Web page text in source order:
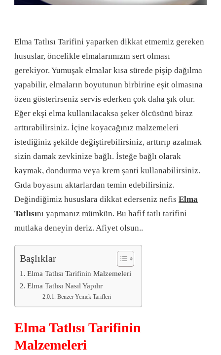
Elma Tatlısı Tarifini yaparken dikkat etmemiz gereken
hususlar, öncelikle elmalarımızın sert olması
gerekiyor. Yumuşak elmalar kısa sürede pişip dağılma
yapabilir, elmaların boyutunun birbirine eşit olmasına
özen gösterirseniz servis ederken çok daha şık olur.
Eğer ekşi elma kullanılacaksa şeker ölcüsünü biraz
arttırabilirsiniz. İçine koyacağınız malzemeleri
istediğiniz şekilde değiştirebilirsiniz, arttırıp azalmak
sizin damak zevkinize bağlı. İsteğe bağlı olarak
kaymak, dondurma veya krem şanti kullanabilirsiniz.
Gıda boyasını aktarlardan temin edebilirsiniz.
Değindiğimiz hususlara dikkat ederseniz nefis Elma
Tatlısını yapmanız mümkün. Bu hafif tatlı tarifini
mutlaka deneyin deriz. Afiyet olsun..
Başlıklar
Elma Tatlısı Tarifinin Malzemeleri
Elma Tatlısı Nasıl Yapılır
Benzer Yemek Tarifleri
Elma Tatlısı Tarifinin
Malzemeleri